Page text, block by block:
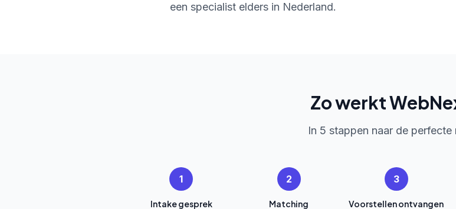
een specialist elders in Nederland.
Zo werkt
In 5 stappen naar de perfecte
1
Intake gesprek
2
Matching
3
Voorstellen ontvangen